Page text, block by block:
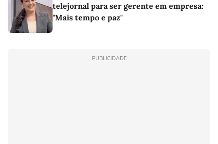
telejornal para ser gerente em empresa:
"Mais tempo e paz"
PUBLICIDADE